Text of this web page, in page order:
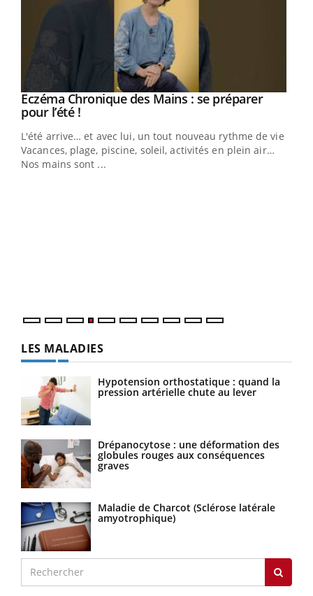
Youtube
Eczéma Chronique des Mains : se préparer
pour l’été !Youtube
L'été arrive… et avec lui, un tout nouveau rythme de vie !
Vacances, plage, piscine, soleil, activités en plein air…
Nos mains sont ...
LES MALADIES
Hypotension orthostatique : quand la
pression artérielle chute au lever
Drépanocytose : une déformation des
globules rouges aux conséquences
graves
Maladie de Charcot (Sclérose latérale
amyotrophique)